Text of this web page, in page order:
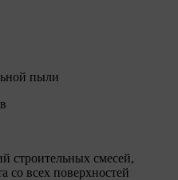
пыли
строительных смесей,
со всех поверхностей